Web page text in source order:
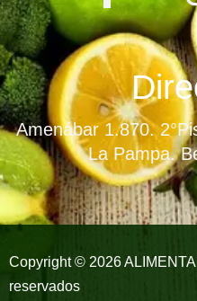
a
c
e
b
o
o
k
-
Amenábar 1.870.
La Pampa.
Copyright © 2026
reservados